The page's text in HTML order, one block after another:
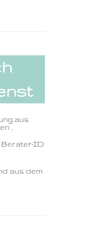
aus
,
Berater-ID
aus dem